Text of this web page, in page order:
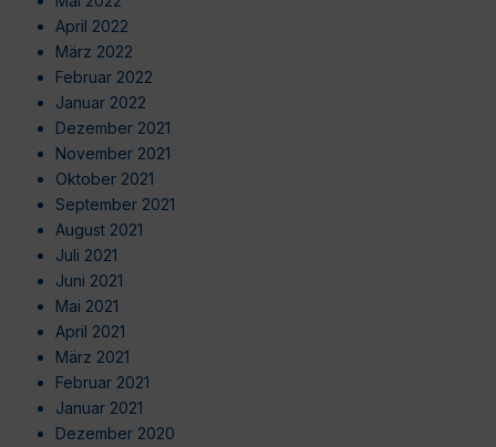
April 2022
März 2022
Februar 2022
Januar 2022
Dezember 2021
November 2021
Oktober 2021
September 2021
August 2021
Juli 2021
Juni 2021
Mai 2021
April 2021
März 2021
Februar 2021
Januar 2021
Dezember 2020